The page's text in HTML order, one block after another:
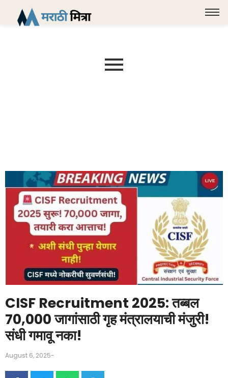
CISF Recruitment 2025: तब्बल
70,000 जागांसाठी गृह मंत्रालयाची मंजुरी!
संधी गमावू नका!
August 6, 2025-